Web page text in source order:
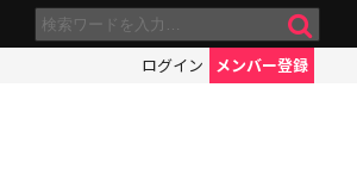
ログイン メンバー登録